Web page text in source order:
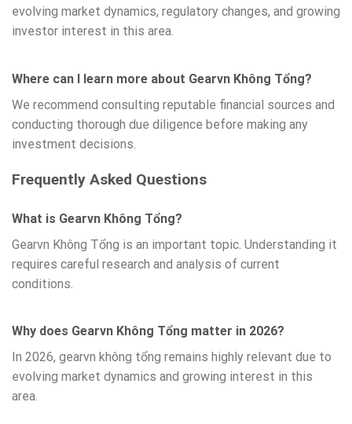
evolving market dynamics, regulatory changes, and growing
investor interest in this area.
Where can I learn more about Gearvn Không Tổng?
We recommend consulting reputable financial sources and
conducting thorough due diligence before making any
investment decisions.
Frequently Asked Questions
What is Gearvn Không Tổng?
Gearvn Không Tổng is an important topic. Understanding it
requires careful research and analysis of current
conditions.
Why does Gearvn Không Tổng matter in 2026?
In 2026, gearvn không tổng remains highly relevant due to
evolving market dynamics and growing interest in this
area.